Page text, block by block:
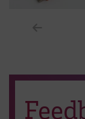
Zeige